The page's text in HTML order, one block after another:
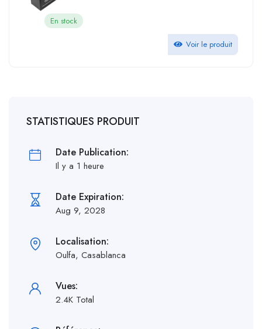
En stock
Voir le produit
STATISTIQUES PRODUIT
Date Publication:
Il y a 1 heure
Date Expiration:
Aug 9, 2028
Localisation:
Oulfa, Casablanca
Vues:
2.4K Total